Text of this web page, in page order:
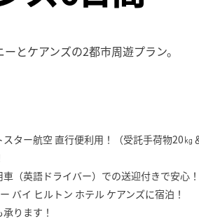
とケアンズの2都市周遊プラン。
ー航空 直行便利用！（受託手荷物20㎏
（英語ドライバー）での送迎付きで安心！
バイ ヒルトン ホテル ケアンズに宿泊！
ります！